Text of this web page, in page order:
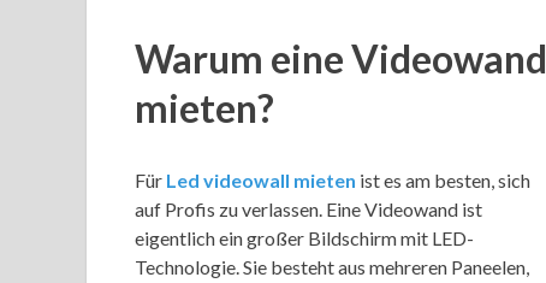
Warum eine Videowand
mieten?
Für Led videowall mieten ist es am besten, sich
auf Profis zu verlassen. Eine Videowand ist
eigentlich ein großer Bildschirm mit LED-
Technologie. Sie besteht aus mehreren Paneelen,